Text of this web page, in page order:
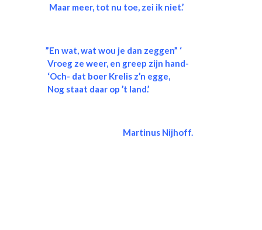
Maar meer, tot nu toe, zei ik niet.’
”En wat, wat wou je dan zeggen” ‘
Vroeg ze weer, en greep zijn hand-
‘Och- dat boer Krelis z’n egge,
Nog staat daar op ’t land.’
Martinus Nijhoff.